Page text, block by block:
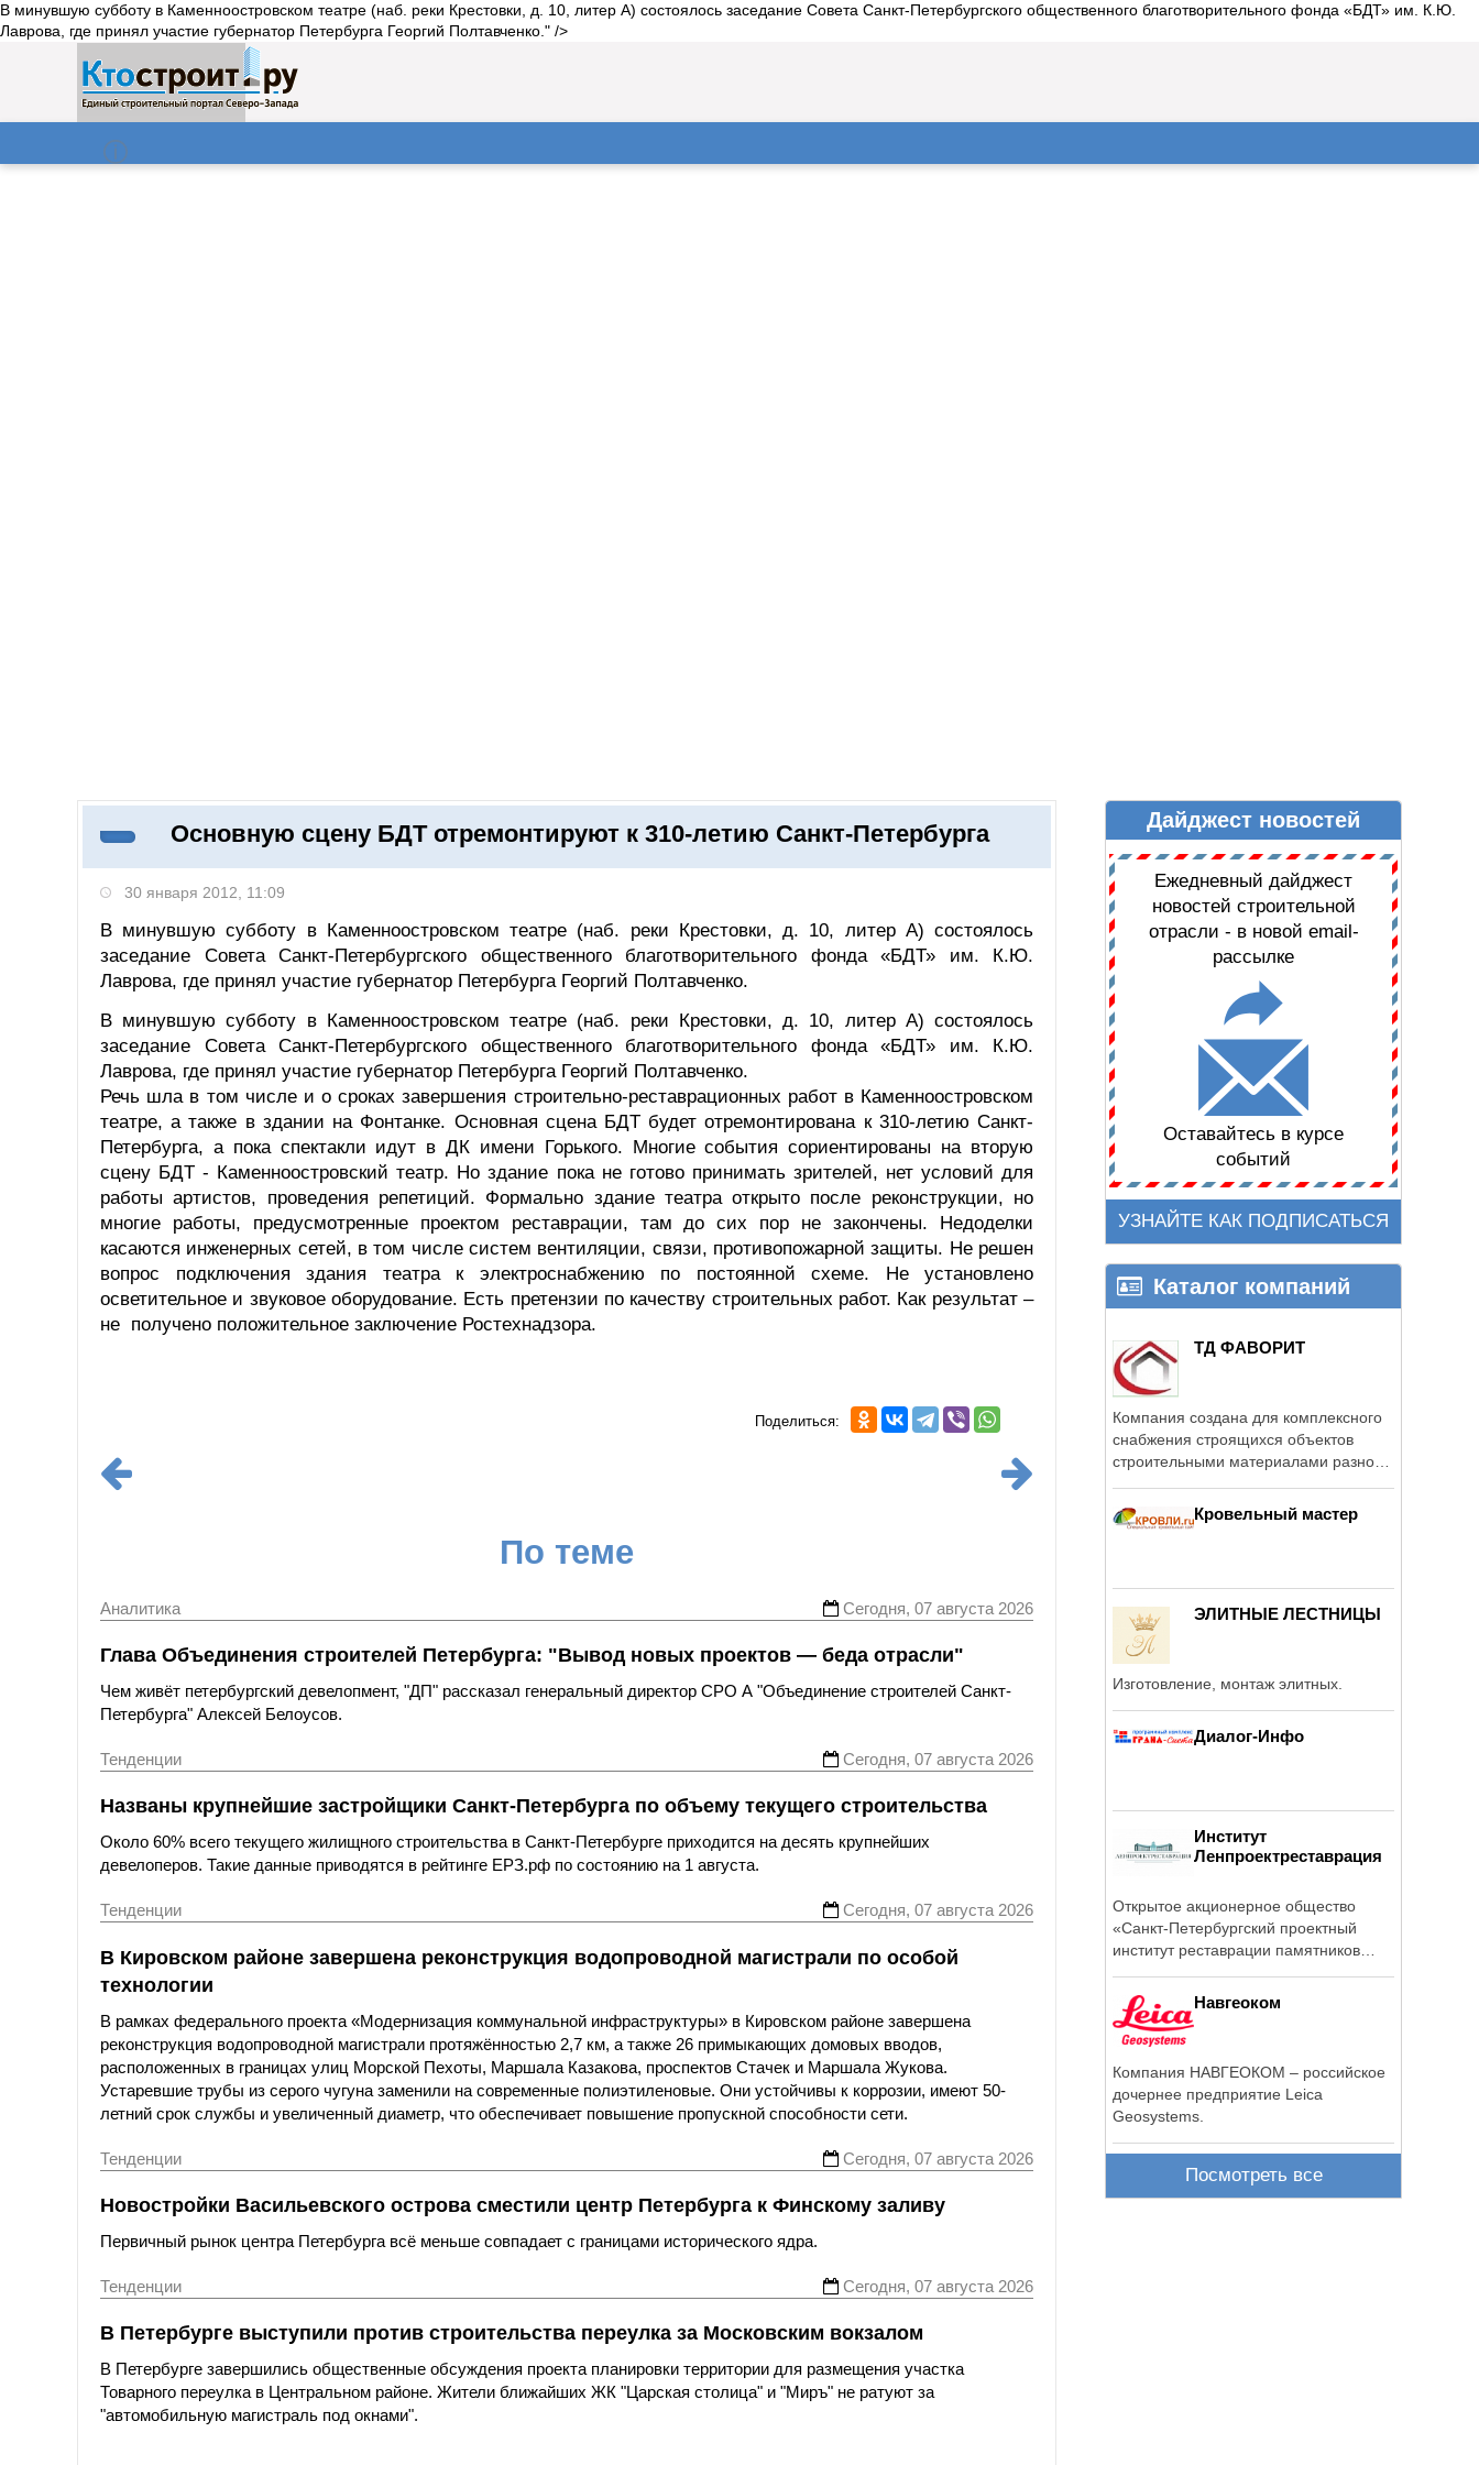
В минувшую субботу в Каменноостровском театре (наб. реки Крестовки, д. 10, литер А) состоялось заседание Совета Санкт-Петербургского общественного благотворительного фонда «БДТ» им. К.Ю.
Лаврова, где принял участие губернатор Петербурга Георгий Полтавченко." />
Поиск
ДАЙДЖЕСТ НОВОСТЕЙ
Основную сцену БДТ отремонтируют к 310-летию Санкт-Петербурга
30 января 2012, 11:09
В минувшую субботу в Каменноостровском театре (наб. реки Крестовки, д. 10, литер А) состоялось
заседание Совета Санкт-Петербургского общественного благотворительного фонда «БДТ» им. К.Ю.
Лаврова, где принял участие губернатор Петербурга Георгий Полтавченко.
В минувшую субботу в Каменноостровском театре (наб. реки Крестовки, д. 10, литер А) состоялось
заседание Совета Санкт-Петербургского общественного благотворительного фонда «БДТ» им. К.Ю.
Лаврова, где принял участие губернатор Петербурга Георгий Полтавченко.
Речь шла в том числе и о сроках завершения строительно-реставрационных работ в Каменноостровском
театре, а также в здании на Фонтанке. Основная сцена БДТ будет отремонтирована к 310-летию Санкт-
Петербурга, а пока спектакли идут в ДК имени Горького. Многие события сориентированы на вторую
сцену БДТ - Каменноостровский театр. Но здание пока не готово принимать зрителей, нет условий для
работы артистов, проведения репетиций. Формально здание театра открыто после реконструкции, но
многие работы, предусмотренные проектом реставрации, там до сих пор не закончены. Недоделки
касаются инженерных сетей, в том числе систем вентиляции, связи, противопожарной защиты. Не решен
вопрос подключения здания театра к электроснабжению по постоянной схеме. Не установлено
осветительное и звуковое оборудование. Есть претензии по качеству строительных работ. Как результат –
не получено положительное заключение Ростехнадзора.
Поделиться:
По теме
Аналитика Сегодня, 07 августа 2026
Глава Объединения строителей Петербурга: "Вывод новых проектов — беда отрасли"
Чем живёт петербургский девелопмент, "ДП" рассказал генеральный директор СРО А "Объединение строителей Санкт-
Петербурга" Алексей Белоусов.
Тенденции Сегодня, 07 августа 2026
Названы крупнейшие застройщики Санкт-Петербурга по объему текущего строительства
Около 60% всего текущего жилищного строительства в Санкт-Петербурге приходится на десять крупнейших
девелоперов. Такие данные приводятся в рейтинге ЕРЗ.рф по состоянию на 1 августа.
Тенденции Сегодня, 07 августа 2026
В Кировском районе завершена реконструкция водопроводной магистрали по особой
технологии
В рамках федерального проекта «Модернизация коммунальной инфраструктуры» в Кировском районе завершена
реконструкция водопроводной магистрали протяжённостью 2,7 км, а также 26 примыкающих домовых вводов,
расположенных в границах улиц Морской Пехоты, Маршала Казакова, проспектов Стачек и Маршала Жукова.
Устаревшие трубы из серого чугуна заменили на современные полиэтиленовые. Они устойчивы к коррозии, имеют 50-
летний срок службы и увеличенный диаметр, что обеспечивает повышение пропускной способности сети.
Тенденции Сегодня, 07 августа 2026
Новостройки Васильевского острова сместили центр Петербурга к Финскому заливу
Первичный рынок центра Петербурга всё меньше совпадает с границами исторического ядра.
Тенденции Сегодня, 07 августа 2026
В Петербурге выступили против строительства переулка за Московским вокзалом
В Петербурге завершились общественные обсуждения проекта планировки территории для размещения участка
Товарного переулка в Центральном районе. Жители ближайших ЖК "Царская столица" и "Миръ" не ратуют за
"автомобильную магистраль под окнами".
Дайджест новостей
Ежедневный дайджест
новостей строительной
отрасли - в новой email-
рассылке
Оставайтесь в курсе
событий
УЗНАЙТЕ КАК ПОДПИСАТЬСЯ
Каталог компаний
ТД ФАВОРИТ
Компания создана для комплексного
снабжения строящихся объектов
строительными материалами разного
Кровельный мастер
ЭЛИТНЫЕ ЛЕСТНИЦЫ
Изготовление, монтаж элитных.
Диалог-Инфо
Институт
Ленпроектреставрация
Открытое акционерное общество
«Санкт-Петербургский проектный
институт реставрации памятников
Навгеоком
Компания НАВГЕОКОМ – российское
дочернее предприятие Leica
Geosystems.
Посмотреть все